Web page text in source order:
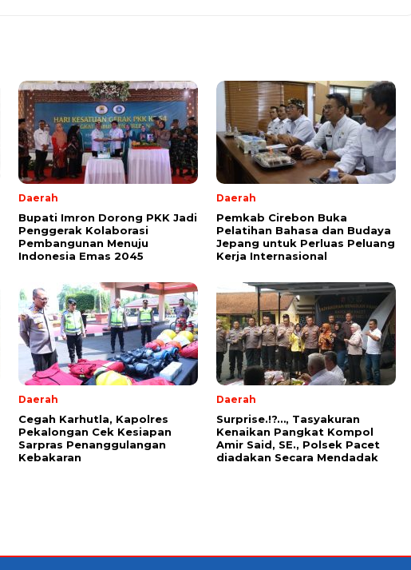
Daerah
Bupati Imron Dorong PKK Jadi
Penggerak Kolaborasi
Pembangunan Menuju
Indonesia Emas 2045
Daerah
Pemkab Cirebon Buka
Pelatihan Bahasa dan Budaya
Jepang untuk Perluas Peluang
Kerja Internasional
Daerah
Cegah Karhutla, Kapolres
Pekalongan Cek Kesiapan
Sarpras Penanggulangan
Kebakaran
Daerah
Surprise.!?…, Tasyakuran
Kenaikan Pangkat Kompol
Amir Said, SE., Polsek Pacet
diadakan Secara Mendadak